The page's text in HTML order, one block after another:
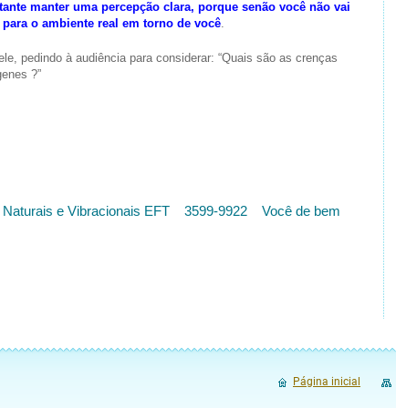
manter uma percepção clara, porque senão você não vai
o ambiente real em torno de você.
pedindo à audiência para considerar: “Quais são as crenças
?”
Naturais e Vibracionais EFT 3599-9922 Você de bem
Página inicial